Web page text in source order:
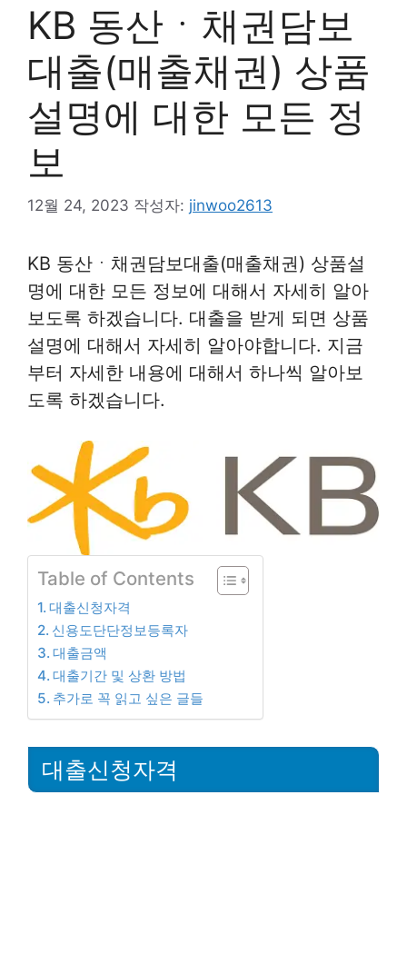
KB 동산ㆍ채권담보
대출(매출채권) 상품
설명에 대한 모든 정
보
12월 24, 2023 작성자: jinwoo2613
KB 동산ㆍ채권담보대출(매출채권) 상품설
명에 대한 모든 정보에 대해서 자세히 알아
보도록 하겠습니다. 대출을 받게 되면 상품
설명에 대해서 자세히 알아야합니다. 지금
부터 자세한 내용에 대해서 하나씩 알아보
도록 하겠습니다.
Table of Contents
대출신청자격
신용도단단정보등록자
대출금액
대출기간 및 상환 방법
추가로 꼭 읽고 싶은 글들
대출신청자격